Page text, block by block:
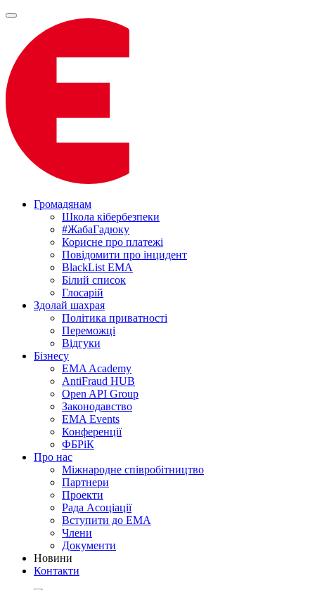
Громадянам
Школа кібербезпеки
#ЖабаГадюку
Корисне про платежі
Повідомити про інцидент
BlackList EMA
Білий список
Глосарій
Здолай шахрая
Політика приватності
Переможцi
Відгуки
Бізнесу
EMA Academy
AntiFraud HUB
Open API Group
Законодавство
EMA Events
Конференції
ФБРіК
Про нас
Міжнародне співробітництво
Партнери
Проекти
Рада Асоціації
Вступити до ЕМА
Члени
Документи
Новини
Контакти